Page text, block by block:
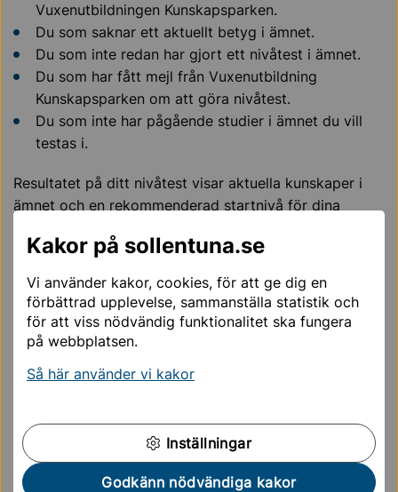
Kakor på sollentuna.se
Vi använder kakor, cookies, för att ge dig en
förbättrad upplevelse, sammanställa statistik och
för att viss nödvändig funktionalitet ska fungera
på webbplatsen.
Så här använder vi kakor
Inställningar
Godkänn nödvändiga kakor
Vuxenutbildningen Kunskapsparken.
Du som saknar ett aktuellt betyg i ämnet.
Du som inte redan har gjort ett nivåtest i ämnet.
Du som har fått mejl från Vuxenutbildning
Kunskapsparken om att göra nivåtest.
Du som inte har pågående studier i ämnet du vill
testas i.
Resultatet på ditt nivåtest visar aktuella kunskaper i
ämnet och en rekommenderad startnivå för dina
rekommenderade startnivån. Nivåtestet ger inte betyg.
Vi erbjuder möjligheten till nivåtest på plats på våra
datorer eller på distans.
Det finns möjlighet att få nivåtestet anpassat om du är
i behov av stöd, kontakta då Vuxenutbildningen
Kunskapsparken.
efter nivåtest kontakta
Vuxenutbildningen Kunskapsparken